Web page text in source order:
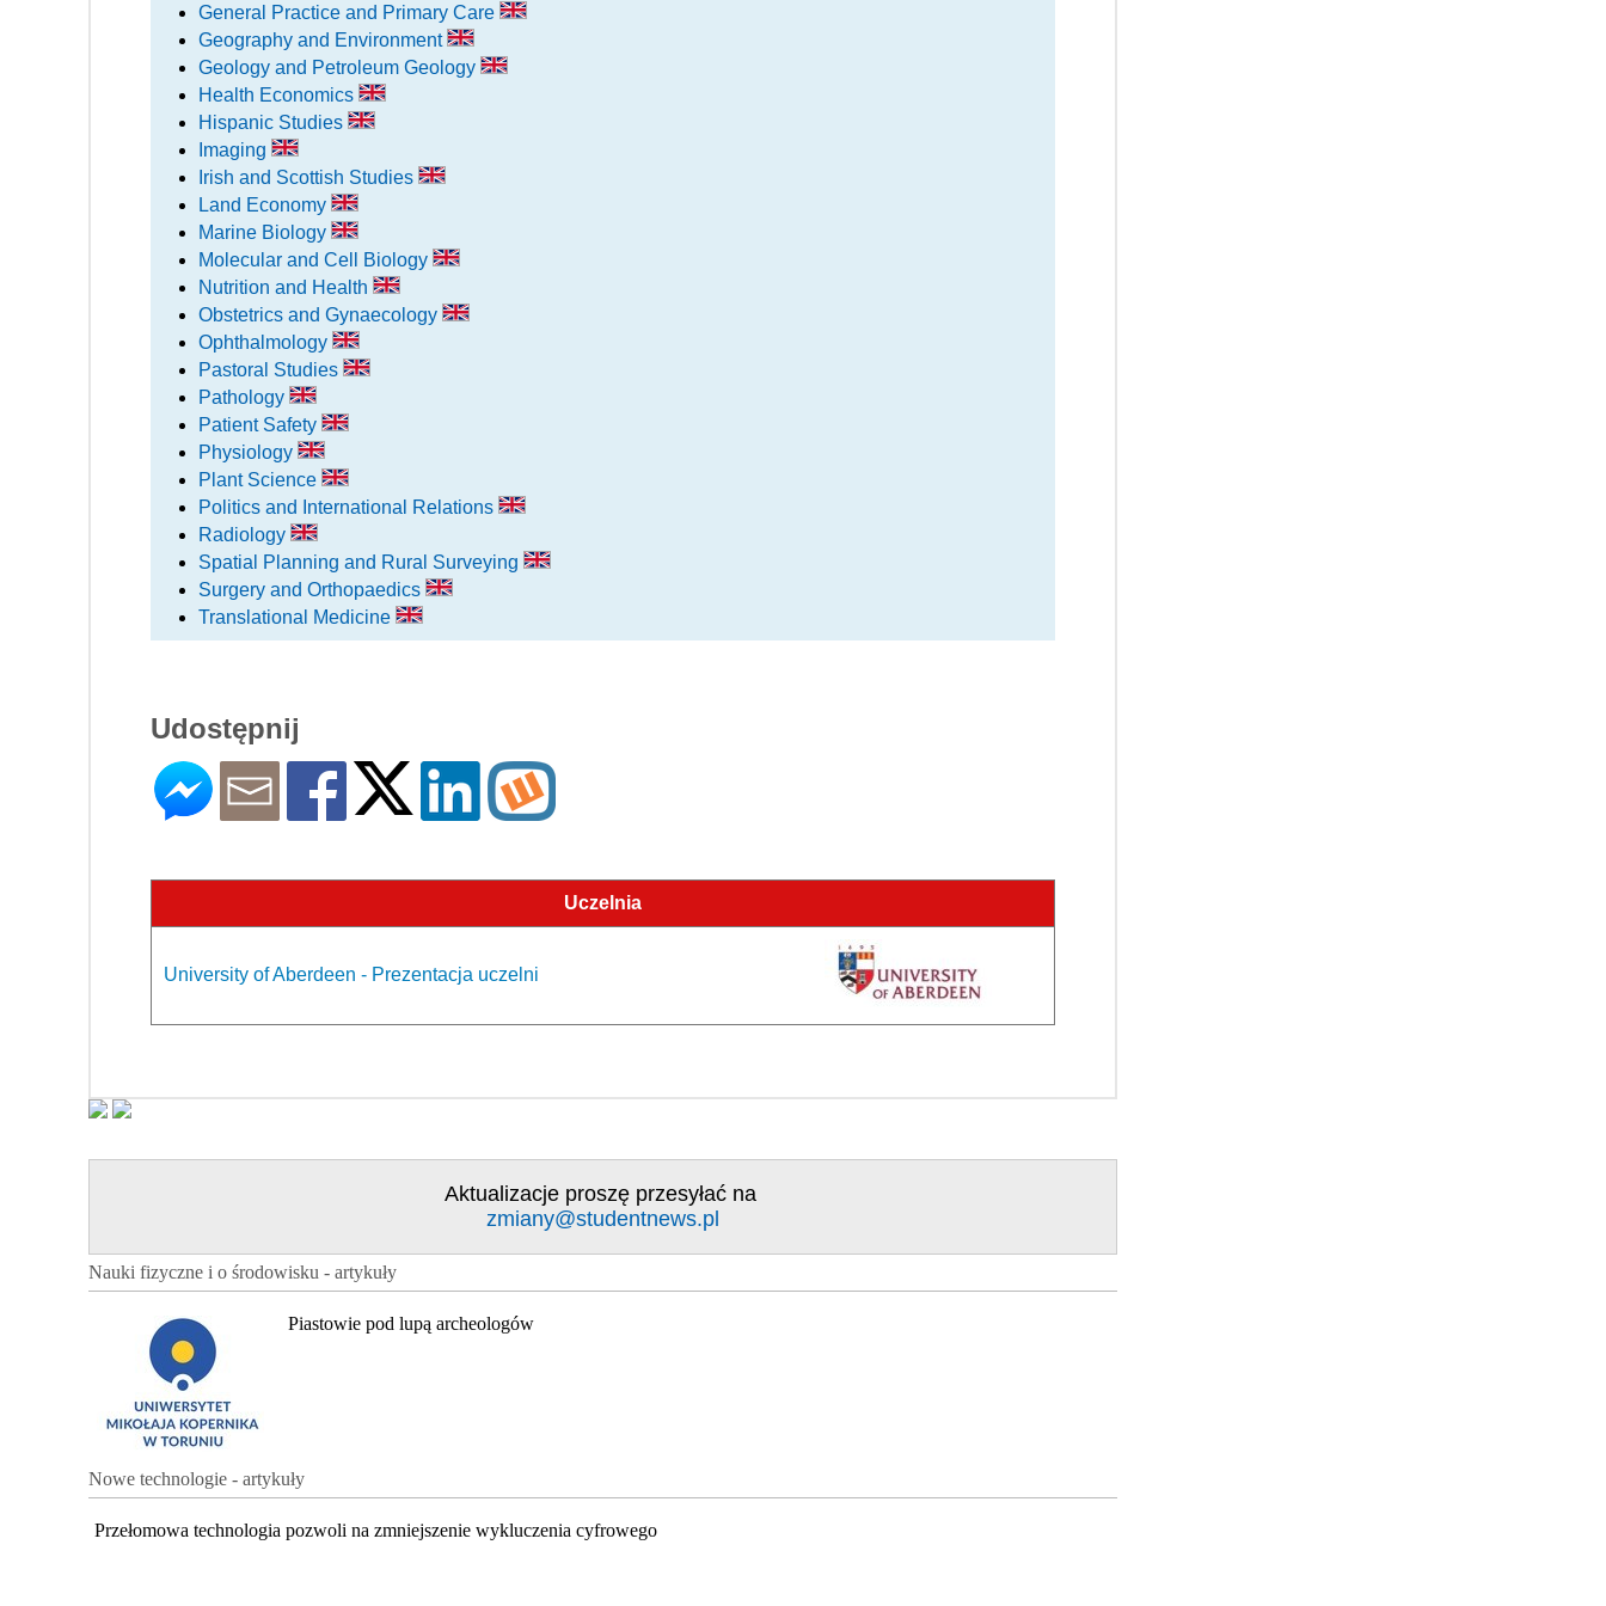
General Practice and Primary Care
Geography and Environment
Geology and Petroleum Geology
Health Economics
Hispanic Studies
Imaging
Irish and Scottish Studies
Land Economy
Marine Biology
Molecular and Cell Biology
Nutrition and Health
Obstetrics and Gynaecology
Ophthalmology
Pastoral Studies
Pathology
Patient Safety
Physiology
Plant Science
Politics and International Relations
Radiology
Spatial Planning and Rural Surveying
Surgery and Orthopaedics
Translational Medicine
Udostępnij
Uczelnia
University of Aberdeen - Prezentacja uczelni
Aktualizacje proszę przesyłać na
zmiany@studentnews.pl
Nauki fizyczne i o środowisku - artykuły
Piastowie pod lupą archeologów
Nowe technologie - artykuły
Przełomowa technologia pozwoli na zmniejszenie wykluczenia cyfrowego